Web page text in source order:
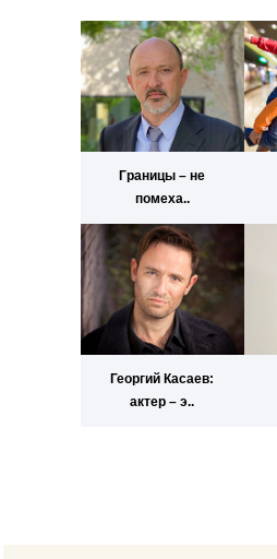
Границы – не
помеха..
Георгий Касаев:
актер – э..